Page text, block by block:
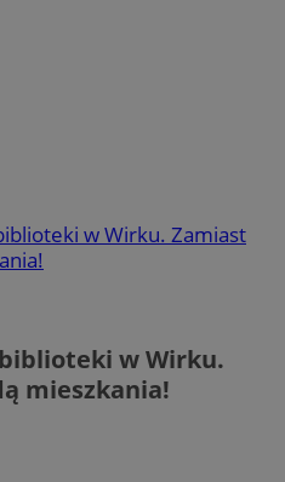
w Wirku. Zamiast
w Wirku.
mieszkania!